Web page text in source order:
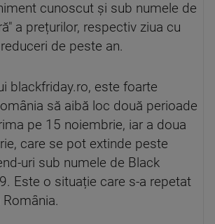
cunoscut și sub numele de
a prețurilor, respectiv ziua cu
de peste an.
blackfriday.ro, este foarte
să aibă loc două perioade
pe 15 noiembrie, iar a doua
care se pot extinde peste
uri sub numele de Black
Este o situație care s-a repetat